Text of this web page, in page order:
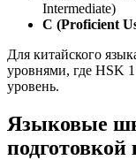
Intermediate)
C (Proficient
Для китайского
уровнями, где HSK
уровень.
Языковые
подготовкой